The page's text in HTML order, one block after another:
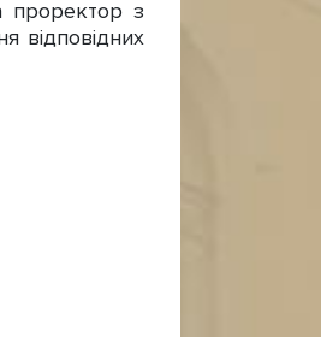
проректор з
відповідних